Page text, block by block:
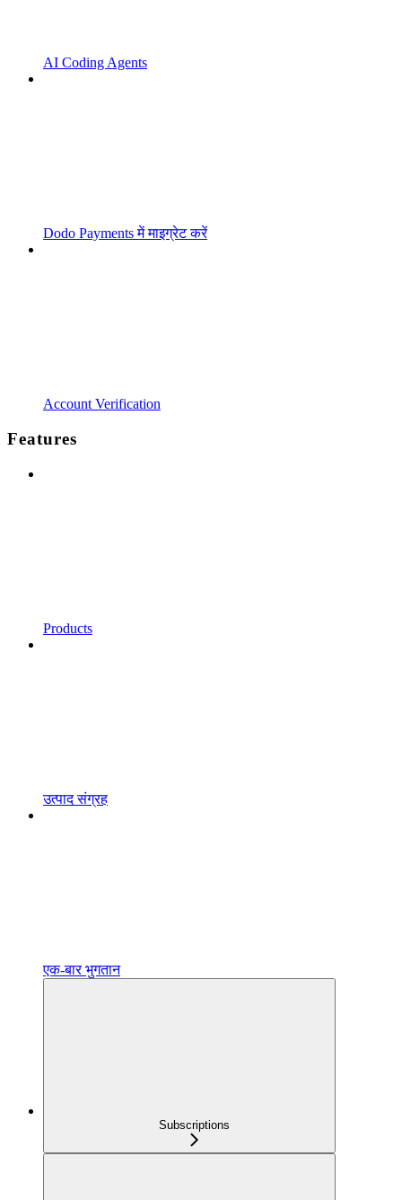
AI Coding Agents
Dodo Payments में माइग्रेट करें
Account Verification
Features
Products
उत्पाद संग्रह
एक‑बार भुगतान
Subscriptions